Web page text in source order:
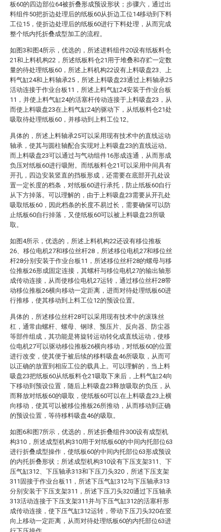
板60的四边部位64被折叠形成预设形状；步骤六，通过出
料组件50把折边处理后的纸板60从折边工位14移动到下料
工位15，使折边处理后的纸板60进行下料处理，从而完成
整个纸内托折叠成型加工的流程。
如图3和图4所示，优选的，所述进料组件20设有纸板料仓
21和上料机构22，所述纸板料仓21用于堆叠和存贮一定数
量的待处理纸板60，所述上料机构22设有上料吸盘23、上
料气缸24和上料轴承25，所述上料吸盘23通过上料轴承25
活动连接于作业台板11，所述上料气缸24安装于作业台板
11，并使上料气缸24的活塞杆传动连接于上料吸盘23，从
而使上料吸盘23在上料气缸24的驱动下，从纸板料仓21处
吸取待处理纸板60，并移动到上料工位12。
具体的，所述上料轴承25可以采用现有技术中的直线运动
轴承，使其与圆柱轴配合实现对上料吸盘23的直线运动。
而上料吸盘23可以通过与气动组件16形成连通，从而形成
负压对纸板60进行吸附。而纸板料仓21可以采用中间具有
开孔，四边安装竖直的挡板形成，还需要在底部开孔处设
置一定长度的档条，对纸板60进行承托，防止纸板60自行
从下方掉落。可以理解的，由于上料吸盘23需要从开孔处
吸取纸板60，因此档条的长度不易过长，需要确保可以防
止纸板60自行掉落，又使纸板60可以被上料吸盘23所吸
取。
如图4所示，优选的，所述上料机构22还设有移位推板
26、移位电机27和移位丝杆28，所述移位电机27和移位丝
杆28分别安装于作业台板11，所述移位丝杆28的螺母与移
位推板26形成固定连接，其螺杆与移位电机27的输出轴形
成传动连接，从而使移位电机27运转，通过移位丝杆28带
动移位推板26横向移动一定距离，进而对待处理纸板60进
行推移，使其移动到上料工位12的预设位置。
具体的，所述移位丝杆28可以采用现有技术中的滚珠丝
杠，通常由螺杆、螺母、钢球、预压片、反向器、防尘器
等部件组成，其功能是将旋转运动转化成直线运动，使移
位电机27可以驱动移位推板26横向移动，对纸板60的位置
进行改变，使其便于被后续的移料吸盘46所吸取，从而可
以正确的放置到相应工位的载具上。可以理解的，当上料
吸盘23把纸板60从纸板料仓21吸取下来后，上料气缸24向
下移动到预设位置，随后上料吸盘23释放吸取的负压，从
而释放对纸板60的吸取，使纸板60可以在上料吸盘23上横
向移动，使其可以被移位推板26所推动，从而移动到正确
的预设位置，等待移料吸盘46的吸取。
如图6和图7所示，优选的，所述折叠组件300设有成型机
构310，所述成型机构310用于对纸板60的中间内托部位63
进行折叠成型操作，使纸板60的中间内托部位63形成预设
的内托折叠形状；所述成型机构310设有下压支架311、下
压气缸312、下压轴承313和下压刀头320，所述下压支架
311固接于作业台板11，所述下压气缸312与下压轴承313
分别安装于下压支架311，所述下压刀头320通过下压轴承
313活动连接于下压支架311并与下压气缸312的活塞杆形
成传动连接，使下压气缸312运转，带动下压刀头320在竖
向上移动一定距离，从而对待处理纸板60的内托部位63进